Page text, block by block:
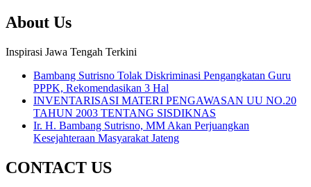
About Us
Inspirasi Jawa Tengah Terkini
Bambang Sutrisno Tolak Diskriminasi Pengangkatan Guru
PPPK, Rekomendasikan 3 Hal
INVENTARISASI MATERI PENGAWASAN UU NO.20
TAHUN 2003 TENTANG SISDIKNAS
Ir. H. Bambang Sutrisno, MM Akan Perjuangkan
Kesejahteraan Masyarakat Jateng
CONTACT US